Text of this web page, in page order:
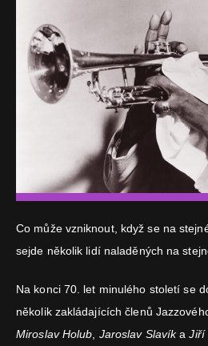
Co může vzniknout, když se na
sejde několik lidí naladěných na
Na konci 70. let minulého století se
několik zakládajících členů
Miroslav Holub Jaroslav SlavíkaJiří